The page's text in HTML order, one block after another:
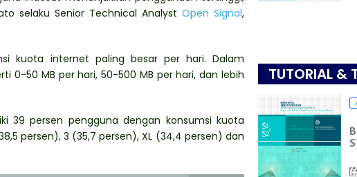
selaku Senior Technical Analyst Open Signal,
kuota internet paling besar per hari. Dalam
0-50 MB per hari, 50-500 MB per hari, dan lebih
39 persen pengguna dengan konsumsi kuota
persen), 3 (35,7 persen), XL (34,4 persen) dan
TUTORIAL &